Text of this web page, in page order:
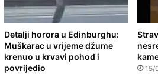
Detalji horora u Edinburghu:
Muškarac u vrijeme džume
krenuo u krvavi pohod i
povrijedio
15/